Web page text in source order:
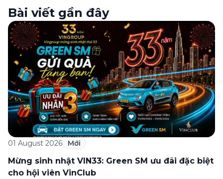
Bài viết gần đây
01 August 2026 Mới
Mừng sinh nhật VIN33: Green SM ưu đãi đặc biệt
cho hội viên VinClub